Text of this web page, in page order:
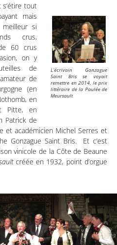
L’écrivain Gonzague
Saint Bris se voyait
remettre en 2014, le prix
littéraire de la Paulée de
Meursault
tout
mais
si
crus,
60 crus
on y
de
de
(en
en
Pitte, en
Patrick de
et académicien Michel Serres et
Gonzague Saint Bris. Et c’est
vinicole de la Côte de Beaune
créée en 1932, point d’orgue